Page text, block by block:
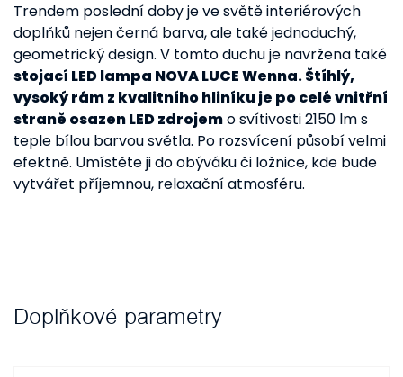
Trendem poslední doby je ve světě interiérových
doplňků nejen černá barva, ale také jednoduchý,
geometrický design. V tomto duchu je navržena také
stojací LED lampa NOVA LUCE Wenna. Štíhlý,
vysoký rám z kvalitního hliníku je po celé vnitřní
straně osazen LED zdrojemo svítivosti 2150 lm s
teple bílou barvou světla. Po rozsvícení působí velmi
efektně. Umístěte ji do obýváku či ložnice, kde bude
vytvářet příjemnou, relaxační atmosféru.
Doplňkové parametry